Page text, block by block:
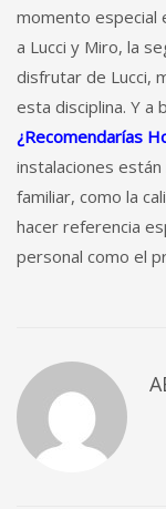
momento especial
a Lucci y Miro, la
disfrutar de Lucci,
esta disciplina. Y a
¿Recomendarías
instalaciones
familiar, como la
hacer referencia
personal como el